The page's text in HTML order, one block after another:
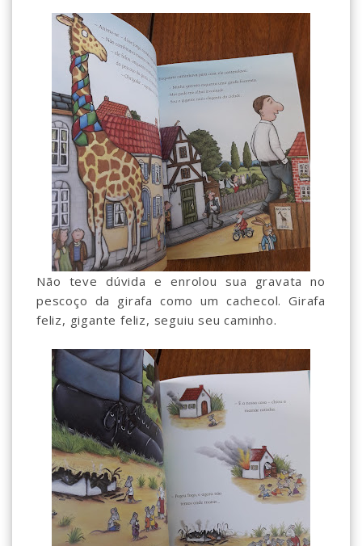
Não teve dúvida e enrolou sua gravata no
pescoço da girafa como um cachecol. Girafa
feliz, gigante feliz, seguiu seu caminho.